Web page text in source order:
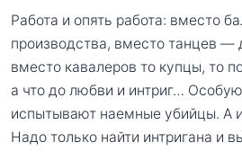
Работа и опять работа: вместо
производства, вместо танцев —
вместо кавалеров то купцы, то
а что до любви и интриг…
испытывают наемные убийцы. А
Надо только найти интригана и